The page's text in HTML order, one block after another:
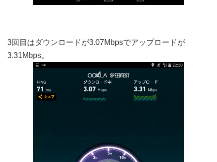
3回目はダウンロードが3.07Mbpsでアップロードが
3.31Mbps。